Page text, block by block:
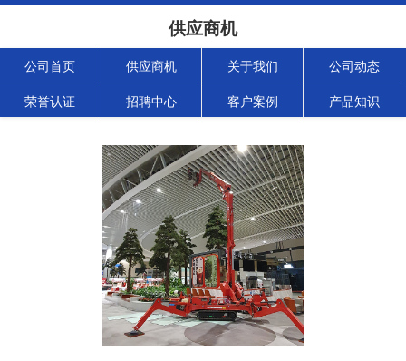
供应商机
公司首页 供应商机 关于我们 公司动态
荣誉认证 招聘中心 客户案例 产品知识